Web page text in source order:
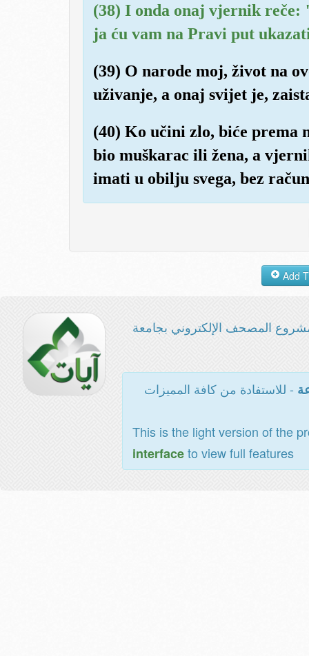
(38) I onda onaj vjernik reče:
ja ću vam na Pravi put
(39) O narode moj, život na
uživanje, a onaj svijet je,
(40) Ko učini zlo, biće prema
bio muškarac ili žena, a
imati u obilju svega, bez
المصحف الإلكتروني بجامعة
- للاستفادة من كافة المميزات
This is the light version of the
interfaceto view full features